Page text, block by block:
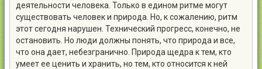
деятельности человека. Только в едином ритме могут
существовать человек и природа. Но, к сожалению, ритм
этот сегодня нарушен. Технический прогресс, конечно, не
остановить. Но люди должны понять, что природа и все,
что она дает, небезгранично. Природа щедра к тем, кто
умеет ее ценить и хранить, но тем, кто относится к ней